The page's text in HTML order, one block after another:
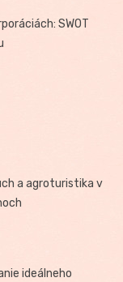
SWOT
a agroturistika v
ideálneho